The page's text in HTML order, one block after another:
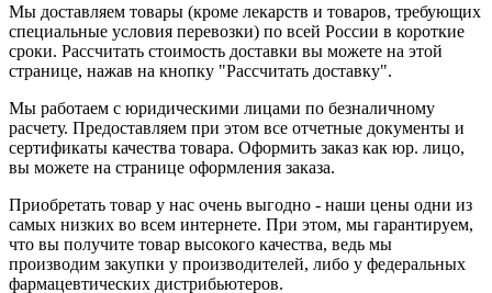
Мы доставляем товары (кроме лекарств и товаров, требующих
специальные условия перевозки) по всей России в короткие
сроки. Рассчитать стоимость доставки вы можете на этой
странице, нажав на кнопку "Рассчитать доставку".
Мы работаем с юридическими лицами по безналичному
расчету. Предоставляем при этом все отчетные документы и
сертификаты качества товара. Оформить заказ как юр. лицо,
вы можете на странице оформления заказа.
Приобретать товар у нас очень выгодно - наши цены одни из
самых низких во всем интернете. При этом, мы гарантируем,
что вы получите товар высокого качества, ведь мы
производим закупки у производителей, либо у федеральных
фармацевтических дистрибьютеров.